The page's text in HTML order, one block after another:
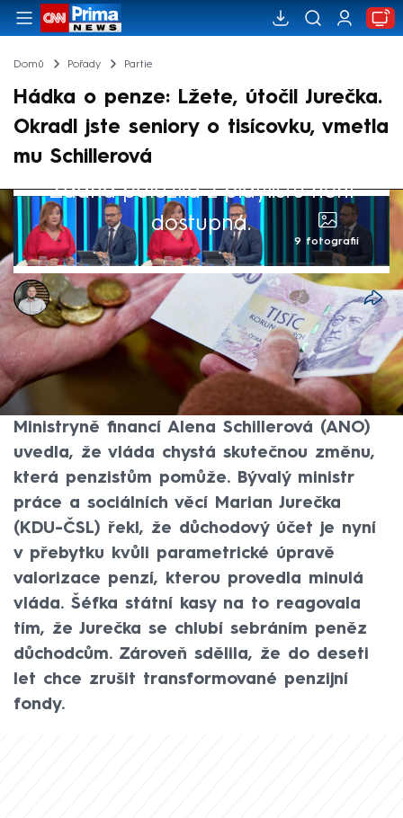
Domů Pořady Partie
Hádka o penze: Lžete, útočil Jurečka.
Okradl jste seniory o tisícovku, vmetla
mu Schillerová
Žádná položka z playlistu není
dostupná.
9 fotografií
Ladislav Šustr
24. kvě 2026, 13:52
Ostrou výměnou názorů se v pořadu Partie
Terezie Tománkové na CNN Prima NEWS
stala debata o důchodové reformě.
Ministryně financí Alena Schillerová (ANO)
uvedla, že vláda chystá skutečnou změnu,
která penzistům pomůže. Bývalý ministr
práce a sociálních věcí Marian Jurečka
(KDU-ČSL) řekl, že důchodový účet je nyní
v přebytku kvůli parametrické úpravě
valorizace penzí, kterou provedla minulá
vláda. Šéfka státní kasy na to reagovala
tím, že Jurečka se chlubí sebráním peněz
důchodcům. Zároveň sdělila, že do deseti
let chce zrušit transformované penzijní
fondy.